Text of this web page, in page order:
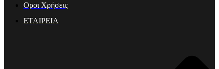
Οροι Χρήσεις
ΕΤΑΙΡΕΙΑ